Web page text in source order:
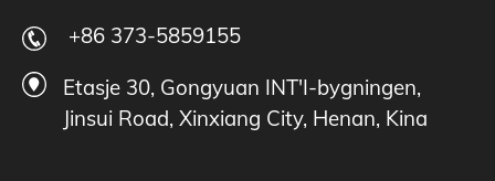
+86 373-5859155
Etasje 30, Gongyuan INT'I-bygningen,
Jinsui Road, Xinxiang City, Henan, Kina